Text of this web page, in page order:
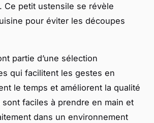
Ce petit ustensile se révèle
pour éviter les découpes
partie d’une sélection
qui facilitent les gestes en
le temps et améliorent la qualité
faciles à prendre en main et
dans un environnement